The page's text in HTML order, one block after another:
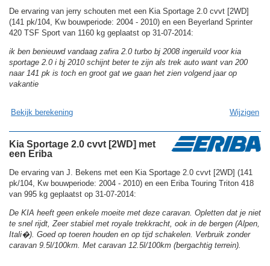
De ervaring van jerry schouten met een Kia Sportage 2.0 cvvt [2WD]
(141 pk/104, Kw bouwperiode: 2004 - 2010) en een Beyerland Sprinter
420 TSF Sport van 1160 kg geplaatst op 31-07-2014:
ik ben benieuwd vandaag zafira 2.0 turbo bj 2008 ingeruild voor kia
sportage 2.0 i bj 2010 schijnt beter te zijn als trek auto want van 200
naar 141 pk is toch en groot gat we gaan het zien volgend jaar op
vakantie
Bekijk berekening Wijzigen
Kia Sportage 2.0 cvvt [2WD] met
een Eriba
De ervaring van J. Bekens met een Kia Sportage 2.0 cvvt [2WD] (141
pk/104, Kw bouwperiode: 2004 - 2010) en een Eriba Touring Triton 418
van 995 kg geplaatst op 31-07-2014:
De KIA heeft geen enkele moeite met deze caravan. Opletten dat je niet
te snel rijdt, Zeer stabiel met royale trekkracht, ook in de bergen (Alpen,
Itali�). Goed op toeren houden en op tijd schakelen. Verbruik zonder
caravan 9.5l/100km. Met caravan 12.5l/100km (bergachtig terrein).